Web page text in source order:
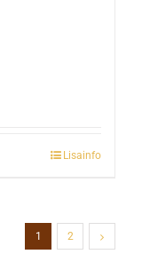
Lisainfo
1 2